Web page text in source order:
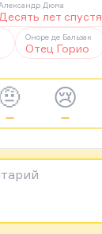
Дюма
Десять лет спустя
Оноре де Бальзак
Отец Горио
🤨
—
😢
—